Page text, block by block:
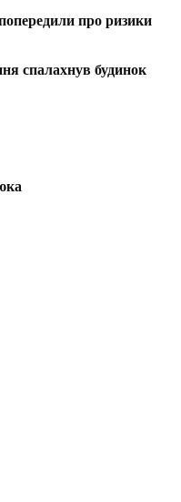
про ризики
спалахнув будинок